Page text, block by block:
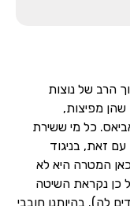
הרב של נוצות
מפיצות,
כל מי ששירת
זאת, בניגוד
המטרה היא לא
כן נקראת השיטה
לה). בהיותנו חובבי